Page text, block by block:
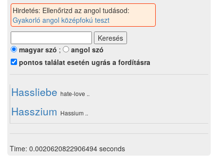
Hirdetés: Ellenőrizd az angol tudásod:
Gyakorló angol középfokú teszt
magyar szó ;
angol szó
pontos találat esetén ugrás a fordításra
Hassliebe hate-love ..
Hasszium Hassium ..
Time: 0.0020620822906494 seconds